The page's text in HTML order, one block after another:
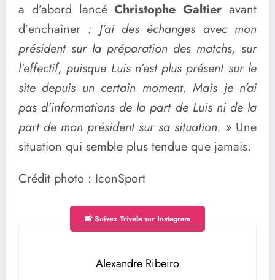
a d’abord lancéChristophe Galtier avant
d’enchaîner : J’ai des échanges avec mon
président sur la préparation des matchs, sur
l’effectif, puisque Luis n’est plus présent sur le
site depuis un certain moment. Mais je n’ai
pas d’informations de la part de Luis ni de la
part de mon président sur sa situation. » Une
situation qui semble plus tendue que jamais.
Crédit photo : IconSport
📸 Suivez Trivela sur Instagram
Alexandre Ribeiro